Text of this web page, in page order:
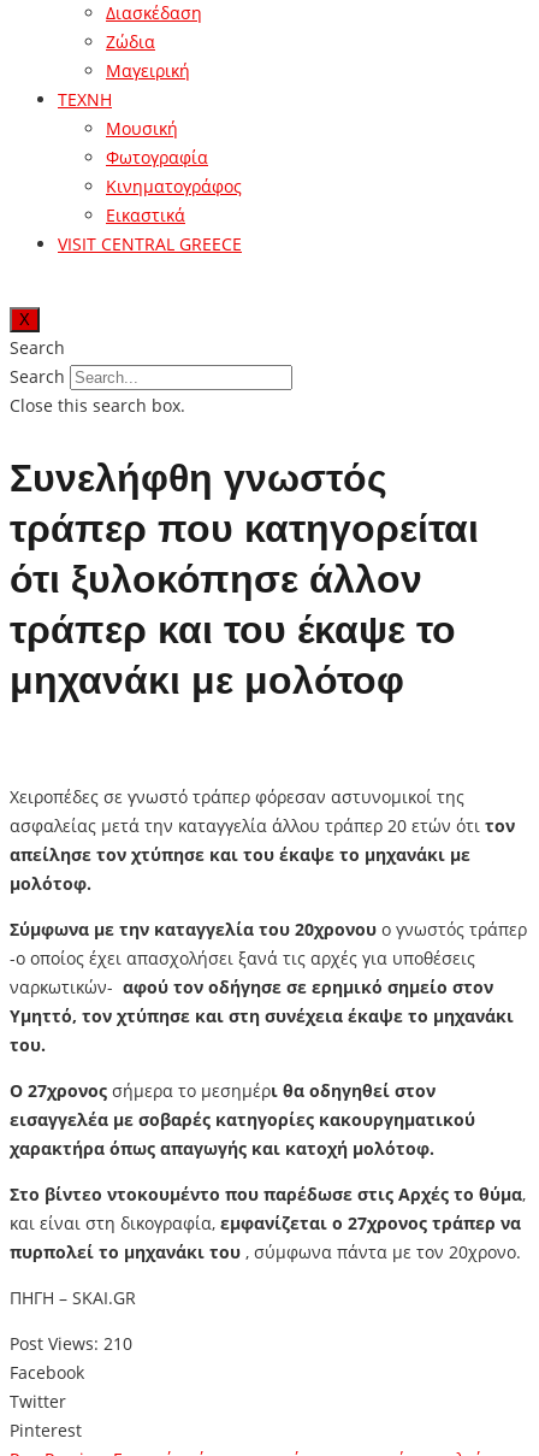
Διασκέδαση
Ζώδια
Μαγειρική
ΤΕΧΝΗ
Μουσική
Φωτογραφία
Κινηματογράφος
Εικαστικά
VISIT CENTRAL GREECE
X
Search
Search
Close this search box.
Συνελήφθη γνωστός
τράπερ που κατηγορείται
ότι ξυλοκόπησε άλλον
τράπερ και του έκαψε το
μηχανάκι με μολότοφ
Χειροπέδες σε γνωστό τράπερ φόρεσαν αστυνομικοί της
ασφαλείας μετά την καταγγελία άλλου τράπερ 20 ετών ότι τον
απείλησε τον χτύπησε και του έκαψε το μηχανάκι με
μολότοφ.
Σύμφωνα με την καταγγελία του 20χρονου ο γνωστός τράπερ
-ο οποίος έχει απασχολήσει ξανά τις αρχές για υποθέσεις
ναρκωτικών- αφού τον οδήγησε σε ερημικό σημείο στον
Υμηττό, τον χτύπησε και στη συνέχεια έκαψε το μηχανάκι
του.
Ο 27χρονος σήμερα το μεσημέρι θα οδηγηθεί στον
εισαγγελέα με σοβαρές κατηγορίες κακουργηματικού
χαρακτήρα όπως απαγωγής και κατοχή μολότοφ.
Στο βίντεο ντοκουμέντο που παρέδωσε στις Αρχές το θύμα,
και είναι στη δικογραφία, εμφανίζεται ο 27χρονος τράπερ να
πυρπολεί το μηχανάκι του , σύμφωνα πάντα με τον 20χρονο.
ΠΗΓΗ – SKAI.GR
Post Views: 210
Facebook
Twitter
Pinterest